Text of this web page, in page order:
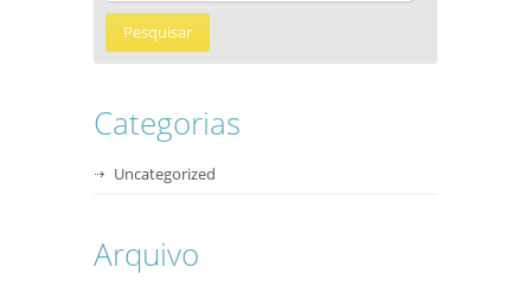
Categorias
Uncategorized
Arquivo